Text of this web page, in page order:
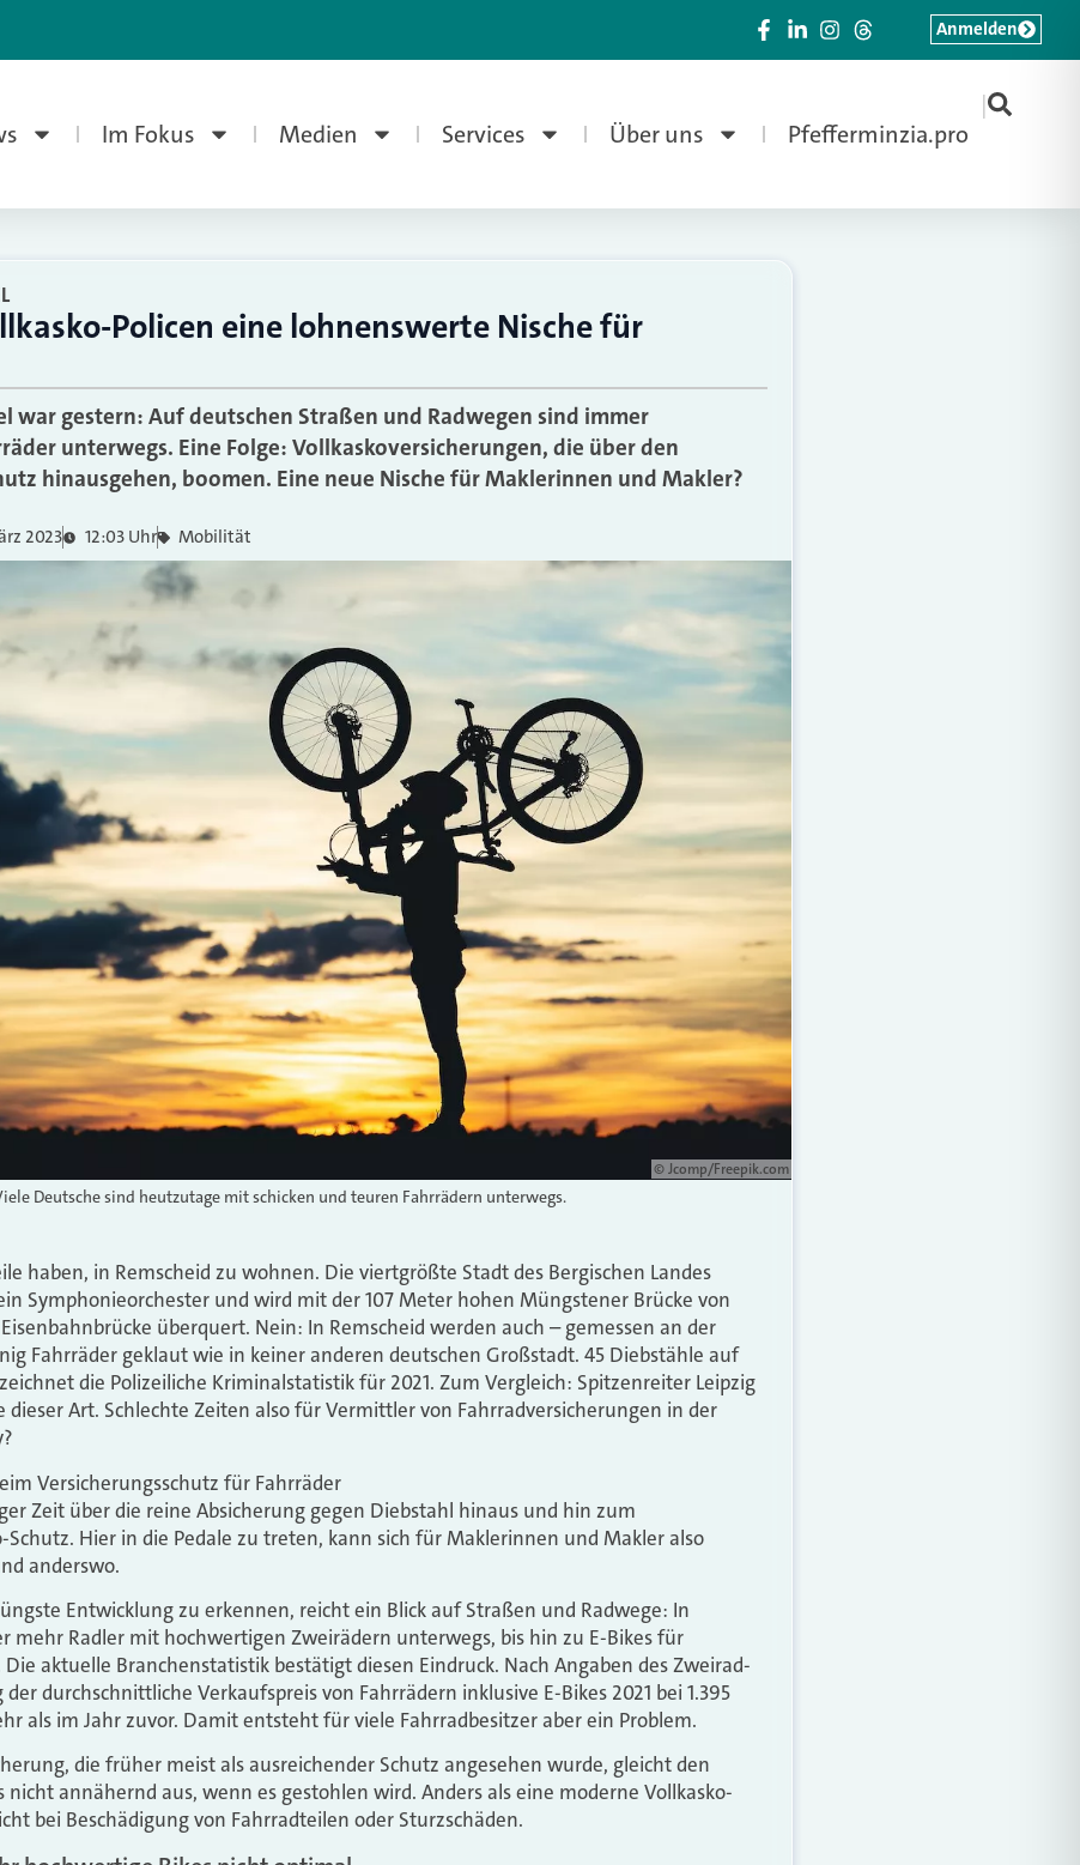
Im Fokus Medien Services Über uns Pfefferminzia.pro
|
Anmelden
Policen eine lohnenswerte Nische für
war gestern: Auf deutschen Straßen und Radwegen sind immer
unterwegs. Eine Folge: Vollkaskoversicherungen, die über den
hinausgehen, boomen. Eine neue Nische für Maklerinnen und Makler?
2023 12:03 Uhr Mobilität
© Jcomp/Freepik.com
Deutsche sind heutzutage mit schicken und teuren Fahrrädern unterwegs.
haben, in Remscheid zu wohnen. Die viertgrößte Stadt des Bergischen Landes
Symphonieorchester und wird mit der 107 Meter hohen Müngstener Brücke von
überquert. Nein: In Remscheid werden auch – gemessen an der
Fahrräder geklaut wie in keiner anderen deutschen Großstadt. 45 Diebstähle auf
die Polizeiliche Kriminalstatistik für 2021. Zum Vergleich: Spitzenreiter Leipzig
dieser Art. Schlechte Zeiten also für Vermittler von Fahrradversicherungen in der
Versicherungsschutz für Fahrräder
Zeit über die reine Absicherung gegen Diebstahl hinaus und hin zum
Schutz. Hier in die Pedale zu treten, kann sich für Maklerinnen und Makler also
anderswo.
Entwicklung zu erkennen, reicht ein Blick auf Straßen und Radwege: In
mehr Radler mit hochwertigen Zweirädern unterwegs, bis hin zu E-Bikes für
aktuelle Branchenstatistik bestätigt diesen Eindruck. Nach Angaben des Zweirad-
durchschnittliche Verkaufspreis von Fahrrädern inklusive E-Bikes 2021 bei 1.395
als im Jahr zuvor. Damit entsteht für viele Fahrradbesitzer aber ein Problem.
die früher meist als ausreichender Schutz angesehen wurde, gleicht den
nicht annähernd aus, wenn es gestohlen wird. Anders als eine moderne Vollkasko-
bei Beschädigung von Fahrradteilen oder Sturzschäden.